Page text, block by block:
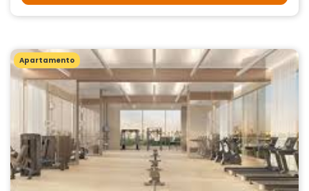
Apartamento